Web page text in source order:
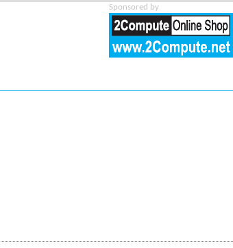
Sponsored by